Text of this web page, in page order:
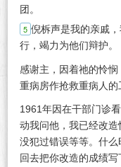
团。
倪柝声是我的亲戚
行，竭力为他们辩护。
感谢主，因着祂的怜
重病房作抢救重病人的
1961年因在干部门诊
动我问他，我已经改
没犯过错误等等。什
回去把你改造的成绩